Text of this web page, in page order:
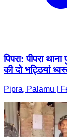
पिपरा: पीपरा
की दो भट्ठियां
Pipra, Palamu |